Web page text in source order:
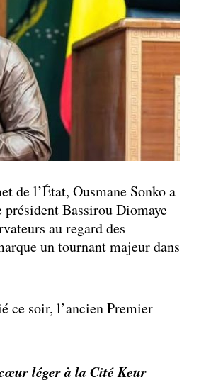
de l’État, Ousmane Sonko a
Bassirou Diomaye
au regard des
un tournant majeur dans
ce soir, l’ancien Premier
léger à la Cité Keur